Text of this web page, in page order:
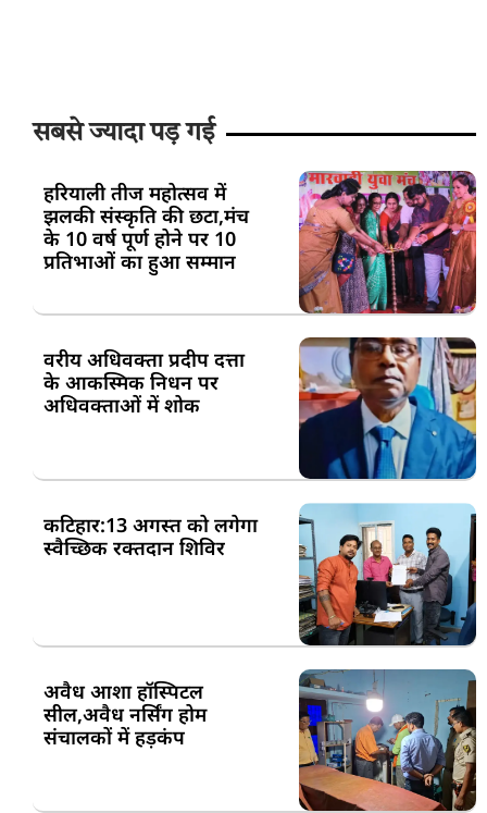
सबसे ज्यादा पड़ गई
हरियाली तीज महोत्सव में
झलकी संस्कृति की छटा,मंच
के 10 वर्ष पूर्ण होने पर 10
प्रतिभाओं का हुआ सम्मान
वरीय अधिवक्ता प्रदीप दत्ता
के आकस्मिक निधन पर
अधिवक्ताओं में शोक
कटिहार:13 अगस्त को लगेगा
स्वैच्छिक रक्तदान शिविर
अवैध आशा हॉस्पिटल
सील,अवैध नर्सिंग होम
संचालकों में हड़कंप